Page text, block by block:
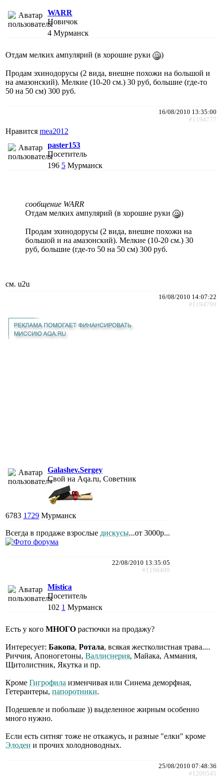
WARR
Новичок
4 Мурманск
Отдам мелких ампулярий (в хорошие руки )
Продам эхинодорусы (2 вида, внешне похожи на большой и
на амазонский). Мелкие (10-20 см.) 30 руб, большие (где-то
50 на 50 см) 300 руб.
16/08/2010 13:35:00
#1194777
Нравится mea2012
paster153
Посетитель
196 5 Мурманск
сообщение WARR
Отдам мелких ампулярий (в хорошие руки
)
Продам эхинодорусы (2 вида, внешне похожи на
большой и на амазонский). Мелкие (10-20 см.) 30
руб, большие (где-то 50 на 50 см) 300 руб.
см. u2u
16/08/2010 14:07:22
#1194799
Galashev.Sergey
Свой на Aqa.ru, Советник
6783 1729 Мурманск
Всегда в продаже взрослые дискусы...от 3000р...
22/08/2010 13:35:05
#1198409
Mistica
Посетитель
102 1 Мурманск
Есть у кого МНОГО растючки на продажу?
Интересует: Бакопа, Ротала, всякая жестколистная трава....
Риччия, Апоногетоны, Валлиснерия, Майака, Аммания,
Щитолистник, Якутка и пр.
Кроме Гигрофила изменчивая или Синема деморфная,
Гетерантеры, папоротники.
Подешевле и побольше )) выделенное жирным особенно
много нужно.
Если есть ситняг тоже не откажусь, и разные "елки" кроме
Элодеи и прочих холодноводных.
25/08/2010 07:48:36
#1200545